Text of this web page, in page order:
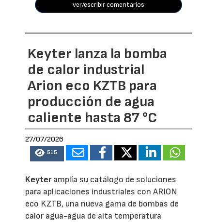
ver/escribir comentarios
Keyter lanza la bomba
de calor industrial
Arion eco KZTB para
producción de agua
caliente hasta 87 °C
27/07/2026
515
Keyteramplía su catálogo de soluciones
para aplicaciones industriales con ARION
eco KZTB, una nueva gama de bombas de
calor agua-agua de alta temperatura